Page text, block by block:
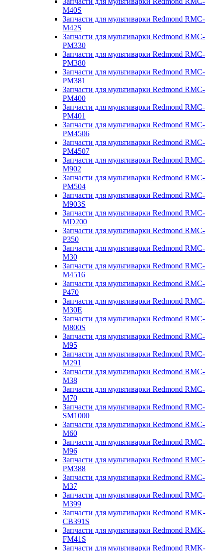
M40S
Запчасти для мультиварки Redmond RMC-
M42S
Запчасти для мультиварки Redmond RMC-
PM330
Запчасти для мультиварки Redmond RMC-
PM380
Запчасти для мультиварки Redmond RMC-
PM381
Запчасти для мультиварки Redmond RMC-
PM400
Запчасти для мультиварки Redmond RMC-
PM401
Запчасти для мультиварки Redmond RMC-
PM4506
Запчасти для мультиварки Redmond RMC-
PM4507
Запчасти для мультиварки Redmond RMC-
M902
Запчасти для мультиварки Redmond RMC-
PM504
Запчасти для мультиварки Redmond RMC-
M903S
Запчасти для мультиварки Redmond RMC-
MD200
Запчасти для мультиварки Redmond RMC-
P350
Запчасти для мультиварки Redmond RMC-
M30
Запчасти для мультиварки Redmond RMC-
M4516
Запчасти для мультиварки Redmond RMC-
P470
Запчасти для мультиварки Redmond RMC-
M30E
Запчасти для мультиварки Redmond RMC-
M800S
Запчасти для мультиварки Redmond RMC-
M95
Запчасти для мультиварки Redmond RMC-
M291
Запчасти для мультиварки Redmond RMC-
M38
Запчасти для мультиварки Redmond RMC-
M70
Запчасти для мультиварки Redmond RMC-
SM1000
Запчасти для мультиварки Redmond RMC-
M60
Запчасти для мультиварки Redmond RMC-
M96
Запчасти для мультиварки Redmond RMC-
PM388
Запчасти для мультиварки Redmond RMC-
M37
Запчасти для мультиварки Redmond RMC-
M399
Запчасти для мультиварки Redmond RMK-
CB391S
Запчасти для мультиварки Redmond RMK-
FM41S
Запчасти для мультиварки Redmond RMK-